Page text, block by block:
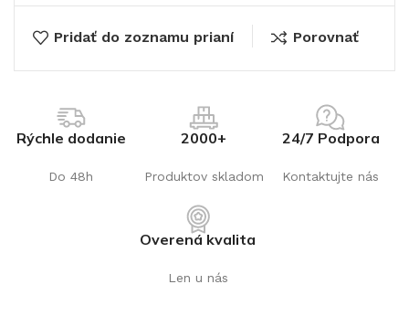
Pridať do zoznamu prianí Porovnať
Rýchle dodanie
Do 48h
2000+
Produktov skladom
24/7 Podpora
Kontaktujte nás
Overená kvalita
Len u nás